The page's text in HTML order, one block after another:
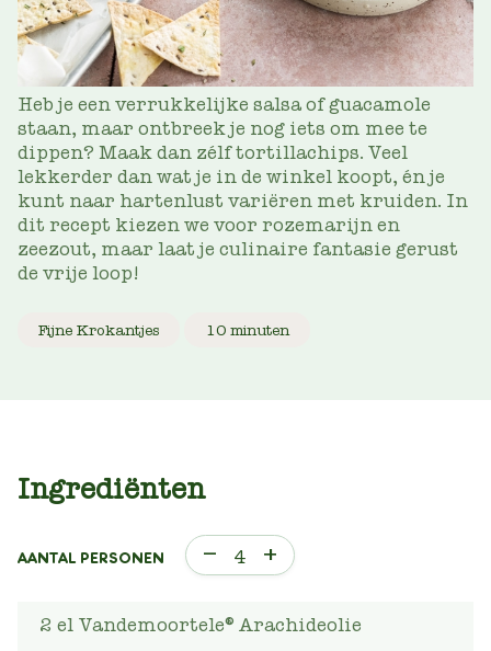
Heb je een verrukkelijke salsa of guacamole
staan, maar ontbreek je nog iets om mee te
dippen? Maak dan zélf tortillachips. Veel
lekkerder dan wat je in de winkel koopt, én je
kunt naar hartenlust variëren met kruiden. In
dit recept kiezen we voor rozemarijn en
zeezout, maar laat je culinaire fantasie gerust
de vrije loop!
Fijne Krokantjes 10 minuten
Ingrediënten
AANTAL PERSONEN – 4 +
2 el Vandemoortele® Arachideolie